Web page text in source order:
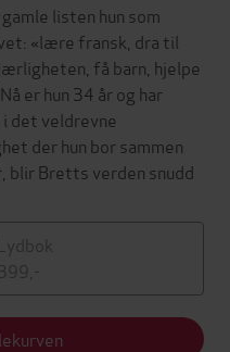
listen hun som
«lære fransk, dra til
få barn, hjelpe
er hun 34 år og har
det veldrevne
der hun bor sammen
blir Bretts verden snudd
Lydbok
399,-